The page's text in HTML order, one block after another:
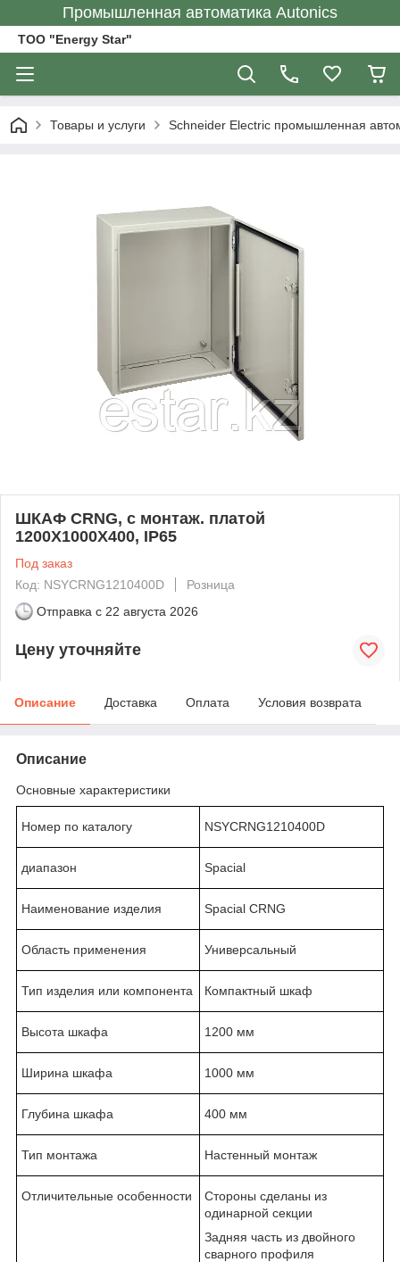
Промышленная автоматика Autonics
ТОО "Energy Star"
Товары и услуги Schneider Electric промышленная
ШКАФ CRNG, с монтаж. платой
1200Х1000Х400, IP65
Под заказ
Код: NSYCRNG1210400D
Розница
Отправка с 22 августа 2026
Цену уточняйте
Описание Доставка Оплата Условия возврата
Описание
Основные характеристики
Номер по каталогу NSYCRNG1210400D
диапазон Spacial
Наименование изделия Spacial CRNG
Область применения Универсальный
Тип изделия или компонента Компактный шкаф
Высота шкафа 1200 мм
Ширина шкафа 1000 мм
Глубина шкафа 400 мм
Тип монтажа Настенный монтаж
Отличительные особенности
Стороны сделаны из
одинарной секции
Задняя часть из двойного
сварного профиля